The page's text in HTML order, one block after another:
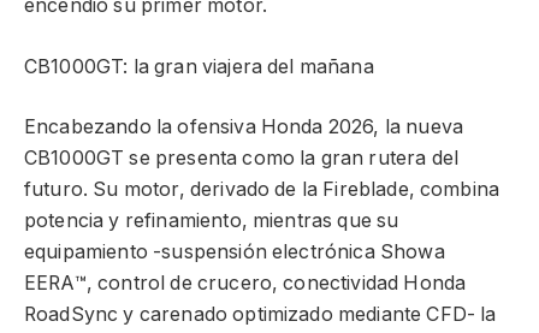
encendió su primer motor.
CB1000GT: la gran viajera del mañana
Encabezando la ofensiva Honda 2026, la nueva
CB1000GT se presenta como la gran rutera del
futuro. Su motor, derivado de la Fireblade, combina
potencia y refinamiento, mientras que su
equipamiento -suspensión electrónica Showa
EERA™, control de crucero, conectividad Honda
RoadSync y carenado optimizado mediante CFD- la